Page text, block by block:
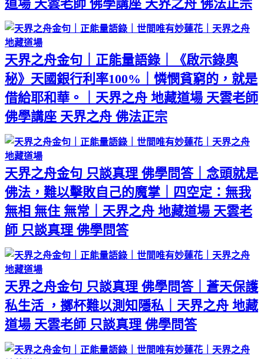
道場 天雲老師 佛學講座 天界之舟 佛法正宗
天界之舟金句｜正能量語錄｜《啟示錄奧
秘》天國銀行利率100%｜憐憫貧窮的，就是
借給耶和華。｜天界之舟 地藏道場 天雲老師
佛學講座 天界之舟 佛法正宗
天界之舟金句 只談真理 佛學問答｜念頭就是
佛法，難以擊敗自己的魔掌｜四空定：無我
無相 無住 無常｜天界之舟 地藏道場 天雲老
師 只談真理 佛學問答
天界之舟金句 只談真理 佛學問答｜蒼天保護
私生活 ，擲杯難以測知隱私｜天界之舟 地藏
道場 天雲老師 只談真理 佛學問答